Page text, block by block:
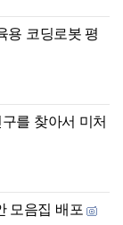
용 코딩로봇 평
를 찾아서 미처
모음집 배포